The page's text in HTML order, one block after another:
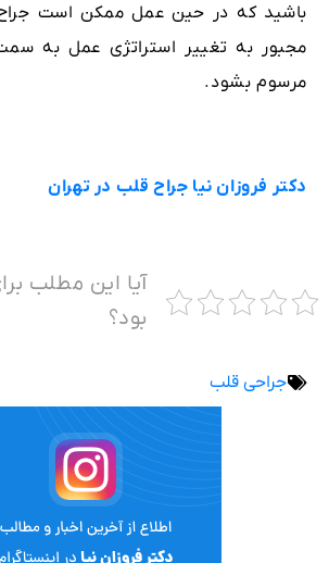
باشید که در حین عمل ممکن است
مجبور به تغییر استراتژی عمل به
مرسوم بشود.
دکتر فروزان نیا جراح قلب در تهران
آیا این مطلب
بود؟
جراحی قلب